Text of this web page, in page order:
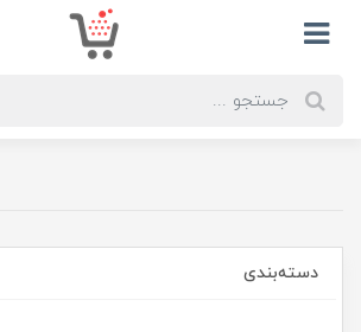
دسته‌بندی